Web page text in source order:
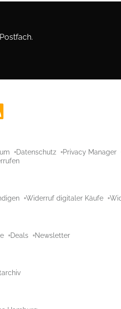
Datenschutz Privacy Manager
Widerruf digitaler Käufe
Deals Newsletter